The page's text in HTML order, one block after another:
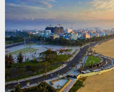
Liên
hệ